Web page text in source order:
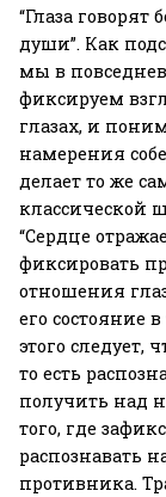
“Глаза говорят
души”. Как
мы в
фиксируем
глазах, и
намерения
делает то же
классической
“Сердце
фиксировать
отношения
его состояние
этого следует,
то есть
получить над
того, где
распознавать
противника.